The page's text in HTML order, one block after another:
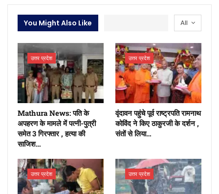
All
You Might Also Like
उत्तर प्रदेश
Mathura News: पति के
अपहरण के मामले में पत्नी-पुत्री
समेत 3 गिरफ्तार , हत्या की
साजिश…
उत्तर प्रदेश
वृंदावन पहुंचे पूर्व राष्ट्रपति रामनाथ
कोविंद ने किए ठाकुरजी के दर्शन ,
संतों से लिया…
उत्तर प्रदेश उत्तर प्रदेश